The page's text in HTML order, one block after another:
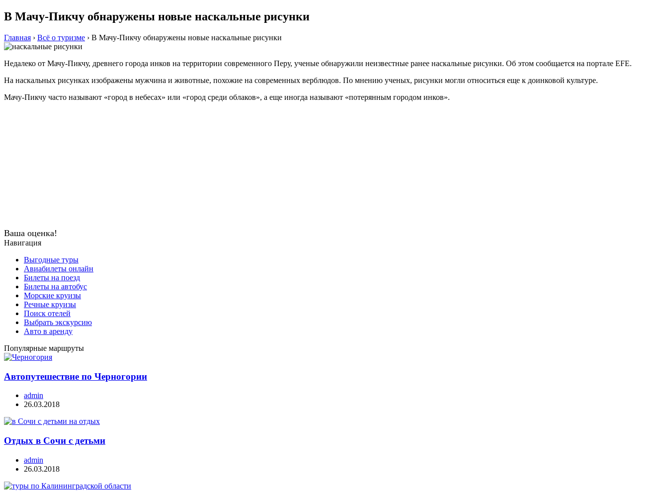
В Мачу-Пикчу обнаружены новые наскальные рисунки
Главная › Всё о туризме › В Мачу-Пикчу обнаружены новые наскальные рисунки
Недалеко от Мачу-Пикчу, древнего города инков на территории современного Перу, ученые обнаружили неизвестные ранее наскальные рисунки. Об этом сообщается на портале EFE.
На наскальных рисунках изображены мужчина и животные, похожие на современных верблюдов. По мнению ученых, рисунки могли относиться еще к доинковой культуре.
Мачу-Пикчу часто называют «город в небесах» или «город среди облаков», а еще иногда называют «потерянным городом инков».
Ваша оценка!
Навигация
Выгодные туры
Авиабилеты онлайн
Билеты на поезд
Билеты на автобус
Морские круизы
Речные круизы
Поиск отелей
Выбрать экскурсию
Авто в аренду
Популярные маршруты
Автопутешествие по Черногории
admin
26.03.2018
Отдых в Сочи с детьми
admin
26.03.2018